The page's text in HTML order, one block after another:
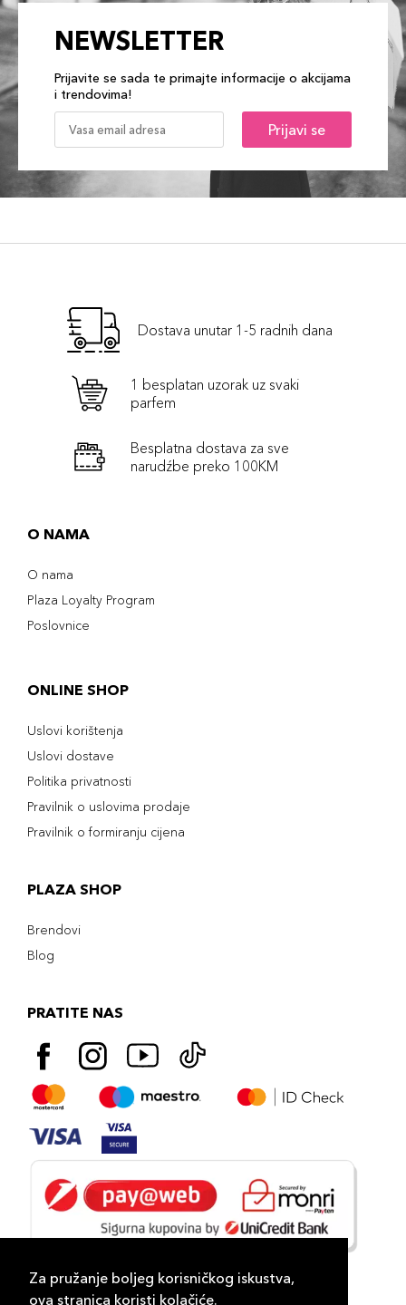
Za pružanje boljeg korisničkog iskustva,
ova stranica koristi kolačiće.
NEWSLETTER
Prijavite se sada te primajte informacije o akcijama
i trendovima!
Prijavi se
Dostava unutar 1-5 radnih dana
1 besplatan uzorak uz svaki
parfem
Besplatna dostava za sve
narudźbe preko 100KM
O NAMA
O nama
Plaza Loyalty Program
Poslovnice
ONLINE SHOP
Uslovi korištenja
Uslovi dostave
Politika privatnosti
Pravilnik o uslovima prodaje
Pravilnik o formiranju cijena
PLAZA SHOP
Brendovi
Blog
PRATITE NAS